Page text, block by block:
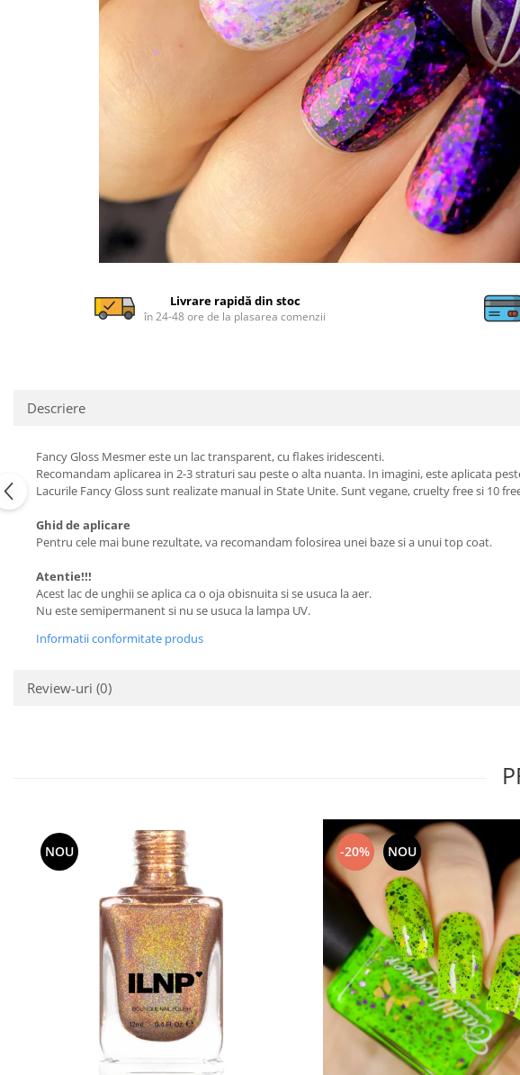
Livrare rapidă din stoc
în 24-48 ore de la plasarea comenzii
Descriere
Fancy Gloss Mesmer este un lac transparent, cu flakes iridescenti.
Recomandam aplicarea in 2-3 straturi sau peste o alta nuanta. In imagini, este aplicata
Lacurile Fancy Gloss sunt realizate manual in State Unite. Sunt vegane, cruelty free si 10
Ghid de aplicare
Pentru cele mai bune rezultate, va recomandam folosirea unei baze si a unui top coat.
Atentie!!!
Acest lac de unghii se aplica ca o oja obisnuita si se usuca la aer.
Nu este semipermanent si nu se usuca la lampa UV.
Informatii conformitate produs
Review-uri (0)
NOU -20% NOU